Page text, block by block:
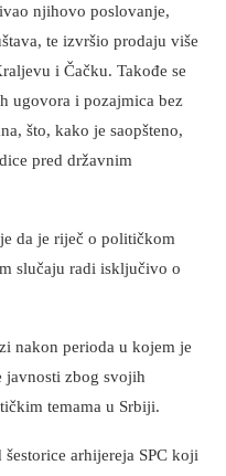
njihovo poslovanje,
te izvršio prodaju više
i Čačku. Takođe se
ugovora i pozajmica bez
što, kako je saopšteno,
pred državnim
da je riječ o političkom
slučaju radi isključivo o
nakon perioda u kojem je
javnosti zbog svojih
temama u Srbiji.
arhijereja SPC koji